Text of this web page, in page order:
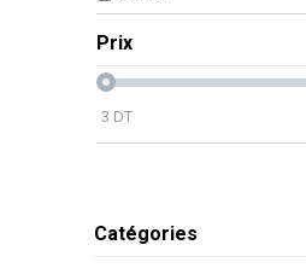
Prix
3 DT
Catégories